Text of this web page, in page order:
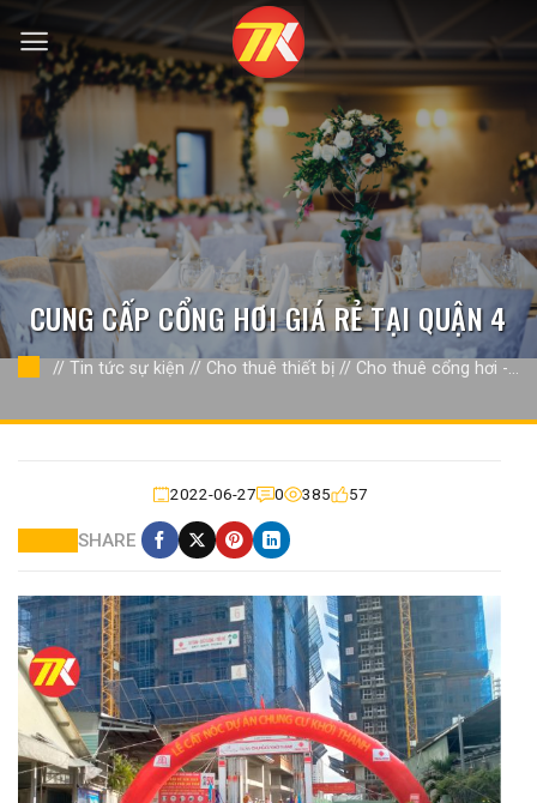
qua
nội
dung
CUNG CẤP CỔNG HƠI GIÁ RẺ TẠI QUẬN 4
// Tin tức sự kiện // Cho thuê thiết bị // Cho thuê cổng hơi - rối
2022-06-27 0 385 57
SHARE